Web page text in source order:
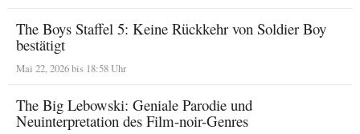
The Boys Staffel 5: Keine Rückkehr von Soldier Boy
bestätigt
Mai 22, 2026 bis 18:58 Uhr
The Big Lebowski: Geniale Parodie und
Neuinterpretation des Film-noir-Genres